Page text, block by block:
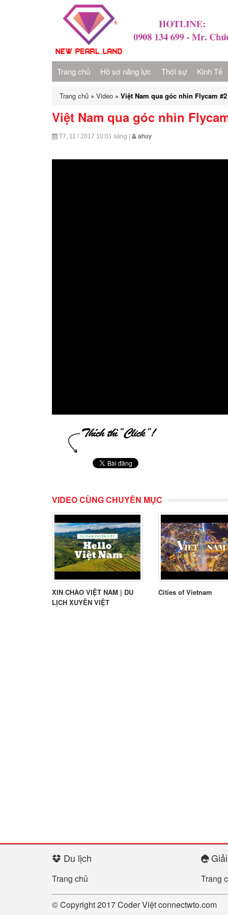
Trang chủ Hồ sơ năng lực Thời sự Kinh Tế
Trang chủ » Video » Việt Nam qua góc nhìn Flycam
Việt Nam qua góc nhìn
T7, 11 / 2017 10:01 sáng ahuy
VIDEO CÙNG CHUYÊN MỤC
XIN CHÀO VIỆT NAM | DU
LỊCH XUYÊN VIỆT
Cities of Vietnam
Du lịch
Trang chủ Trang
© Copyright 2017Coder Việtconnectwto.com